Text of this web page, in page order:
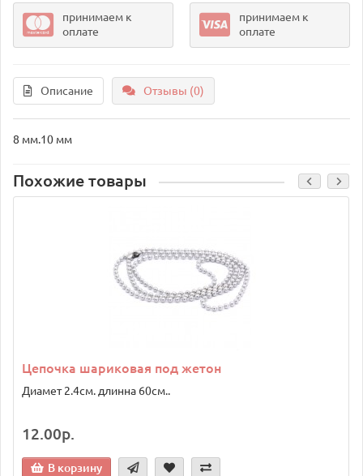
принимаем к
оплате
принимаем к
оплате
Описание Отзывы (0)
8 мм.10 мм
Похожие товары
Цепочка шариковая под жетон
Диамет 2.4см. длинна 60см..
12.00р.
В корзину